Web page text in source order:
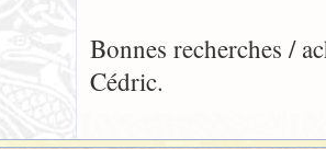
Bonnes recherches /
Cédric.